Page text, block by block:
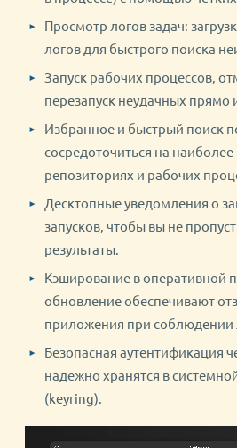
Просмотр логов задач:
логов для быстрого поиска
Запуск рабочих процессов,
перезапуск неудачных прямо
Избранное и быстрый поиск
сосредоточиться на
репозиториях и рабочих
Десктопные уведомления о
запусков, чтобы вы не
результаты.
Кэширование в оперативной
обновление обеспечивают
приложения при соблюдении
Безопасная аутентификация
надежно хранятся в
(keyring).